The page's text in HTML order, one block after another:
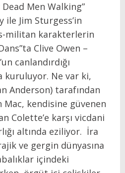
Men Walking”
Jim Sturgess’in
militan karakterlerin
Clive Owen –
canlandırdığı
kuruluyor. Ne var ki,
Anderson) tarafından
Mac, kendisine güvenen
Colette’e karşı vicdani
altında eziliyor. İra
ve gergin dünyasına
içindeki